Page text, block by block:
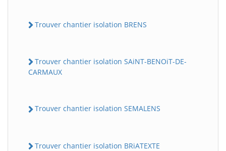
Trouver chantier isolation BRENS
Trouver chantier isolation SAiNT-BENOiT-DE-
CARMAUX
Trouver chantier isolation SEMALENS
Trouver chantier isolation BRiATEXTE